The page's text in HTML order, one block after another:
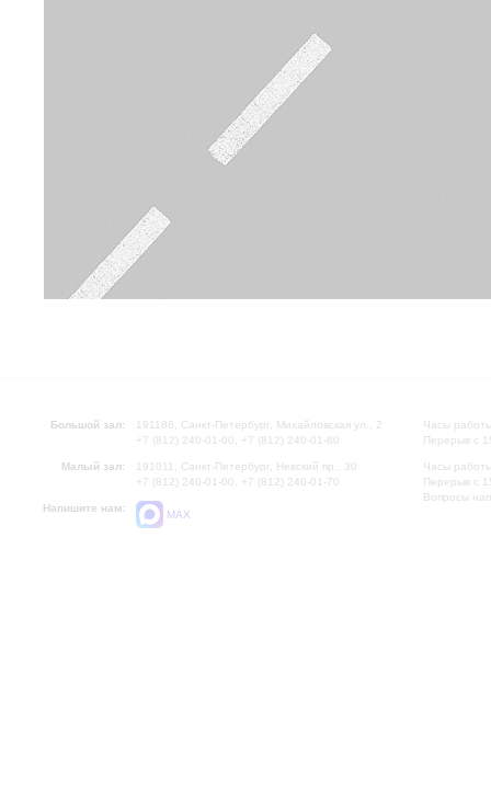
Большой зал:
191186, Санкт-Петербург, Михайловская ул., 2
+7 (812) 240-01-00, +7 (812) 240-01-80
Малый зал:
191011, Санкт-Петербург, Невский пр., 30
+7 (812) 240-01-00, +7 (812) 240-01-70
Напишите нам:
MAX
Часы
Перерыв с
Часы
Перерыв с
Вопросы